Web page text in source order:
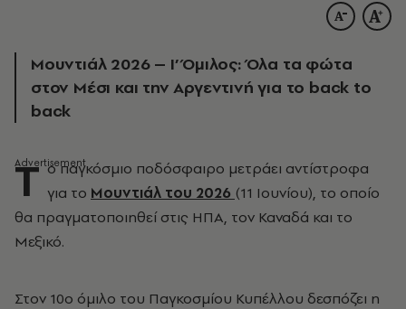
Μουντιάλ 2026 – I’ Όμιλος: Όλα τα φώτα
στον Μέσι και την Αργεντινή για το back to
back
Τ ο παγκόσμιο ποδόσφαιρο μετράει αντίστροφα
για το Μουντιάλ του 2026 (11 Ιουνίου), το οποίο
θα πραγματοποιηθεί στις ΗΠΑ, τον Καναδά και το
Μεξικό.
Στον 10ο όμιλο του Παγκοσμίου Κυπέλλου δεσπόζει η